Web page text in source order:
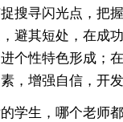
搜寻闪光点，把
避其短处，在成
个性特色形成；
，增强自信，开发
学生，哪个老师